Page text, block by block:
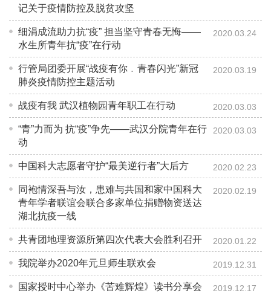
记关于疫情防控及脱贫攻坚
细涓成流助力抗“疫” 担当坚守青春无悔——
水生所青年抗“疫”在行动
2020.03.24
行管局团委开展“战疫有你﹒青春闪光”新冠
肺炎疫情防控主题活动
2020.03.19
战疫有我 武汉植物园青年职工在行动 2020.03.03
“青”力而为 抗“疫”争先——武汉分院青年在行
动
2020.03.03
中国科大志愿者守护“最美逆行者”大后方 2020.02.23
同袍情深吾与汝，患难与共国和家中国科大
青年学者联谊会联合多家单位捐赠物资送达
湖北抗疫一线
2020.02.19
共青团地理资源所第四次代表大会胜利召开 2020.01.22
我院举办2020年元旦师生联欢会 2019.12.31
国家授时中心举办《苦难辉煌》读书分享会 2019.12.17